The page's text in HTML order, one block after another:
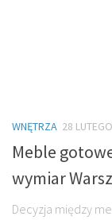
WNĘTRZA 28
Meble
wymiar
Decyzja między